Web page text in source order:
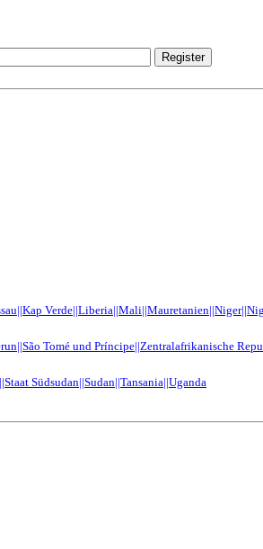
Tomé und Príncipe||Zentralafrikanische
Südsudan||Sudan||Tansania||Uganda